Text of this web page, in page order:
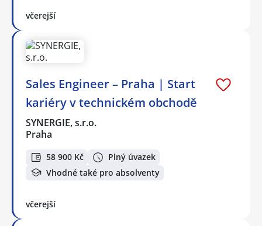
včerejší
Sales Engineer – Praha | Start
kariéry v technickém obchodě
SYNERGIE, s.r.o.
Praha
58 900 Kč
Plný úvazek
Vhodné také pro absolventy
včerejší